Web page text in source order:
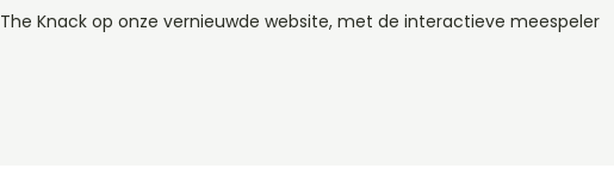
Knack op onze vernieuwde website, met de interactieve meespeler